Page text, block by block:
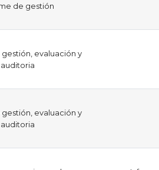
de gestión
evaluación y
auditoria
evaluación y
auditoria